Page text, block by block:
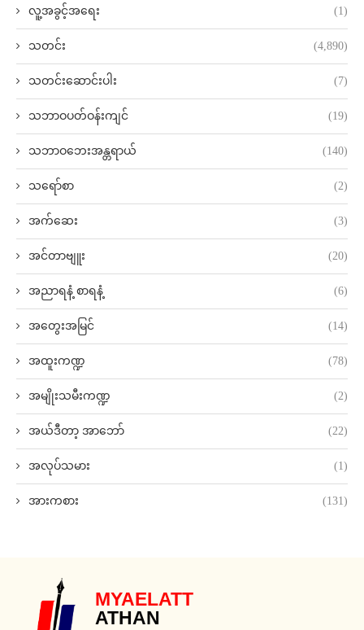
လူ့အခွင့်အရေး (1)
သတင်း (4,890)
သတင်းဆောင်းပါး (7)
သဘာဝပတ်ဝန်းကျင် (19)
သဘာဝဘေးအန္တရာယ် (140)
သရော်စာ (2)
အက်ဆေး (3)
အင်တာဗျူး (20)
အညာရနံ့ စာရနံ့ (6)
အတွေးအမြင် (14)
အထူးကဏ္ဍ (78)
အမျိုးသမီးကဏ္ဍ (2)
အယ်ဒီတာ့ အာဘော် (22)
အလုပ်သမား (1)
အားကစား (131)
MYAELATT
ATHAN